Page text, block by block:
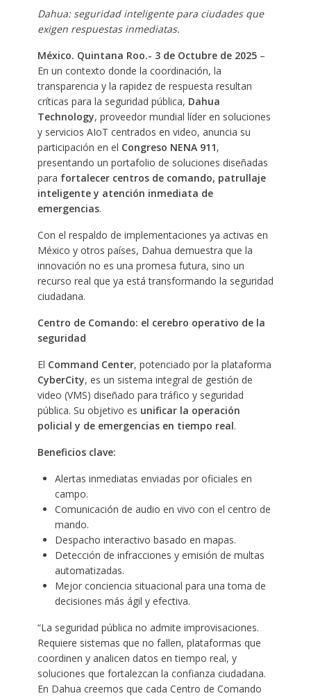
Dahua: seguridad inteligente para ciudades que
exigen respuestas inmediatas.
México. Quintana Roo.- 3 de Octubre de 2025–
En un contexto donde la coordinación, la
transparencia y la rapidez de respuesta resultan
críticas para la seguridad pública, Dahua
Technology, proveedor mundial líder en soluciones
y servicios AIoT centrados en video, anuncia su
participación en el Congreso NENA 911,
presentando un portafolio de soluciones diseñadas
para fortalecer centros de comando, patrullaje
inteligente y atención inmediata de
emergencias.
Con el respaldo de implementaciones ya activas en
México y otros países, Dahua demuestra que la
innovación no es una promesa futura, sino un
recurso real que ya está transformando la seguridad
ciudadana.
Centro de Comando: el cerebro operativo de la
seguridad
El Command Center, potenciado por la plataforma
CyberCity, es un sistema integral de gestión de
video (VMS) diseñado para tráfico y seguridad
pública. Su objetivo es unificar la operación
policial y de emergencias en tiempo real.
Beneficios clave:
Alertas inmediatas enviadas por oficiales en
campo.
Comunicación de audio en vivo con el centro de
mando.
Despacho interactivo basado en mapas.
Detección de infracciones y emisión de multas
automatizadas.
Mejor conciencia situacional para una toma de
decisiones más ágil y efectiva.
“La seguridad pública no admite improvisaciones.
Requiere sistemas que no fallen, plataformas que
coordinen y analicen datos en tiempo real, y
soluciones que fortalezcan la confianza ciudadana.
En Dahua creemos que cada Centro de Comando